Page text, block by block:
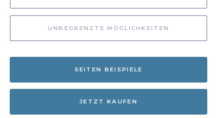
UNBEGRENZTE MÖGLICHKEITEN
SEITEN BEISPIELE
JETZT KAUFEN